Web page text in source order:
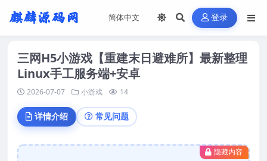
登录
三网H5小游戏【重建末日避难所】最新整理
Linux手工服务端+安卓
2026-07-07 小游戏 14
详情介绍 常见问题
隐藏内容